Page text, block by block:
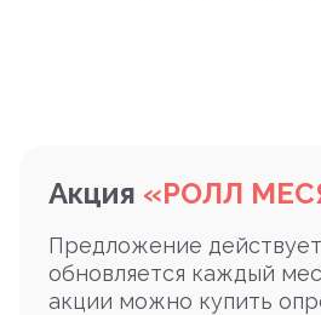
Акция «РОЛЛ
Предложение
обновляется каждый
акции можно купить